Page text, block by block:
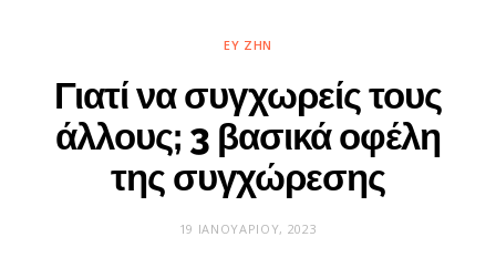
ΕΥ ΖΗΝ
Γιατί να συγχωρείς τους
άλλους; 3 βασικά οφέλη
της συγχώρεσης
19 ΙΑΝΟΥΑΡΊΟΥ, 2023